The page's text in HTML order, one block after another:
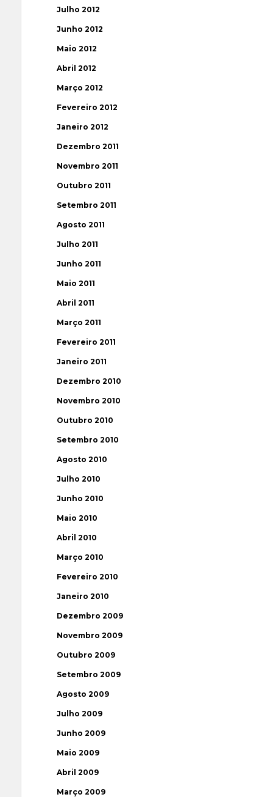
Julho 2012
Junho 2012
Maio 2012
Abril 2012
Março 2012
Fevereiro 2012
Janeiro 2012
Dezembro 2011
Novembro 2011
Outubro 2011
Setembro 2011
Agosto 2011
Julho 2011
Junho 2011
Maio 2011
Abril 2011
Março 2011
Fevereiro 2011
Janeiro 2011
Dezembro 2010
Novembro 2010
Outubro 2010
Setembro 2010
Agosto 2010
Julho 2010
Junho 2010
Maio 2010
Abril 2010
Março 2010
Fevereiro 2010
Janeiro 2010
Dezembro 2009
Novembro 2009
Outubro 2009
Setembro 2009
Agosto 2009
Julho 2009
Junho 2009
Maio 2009
Abril 2009
Março 2009